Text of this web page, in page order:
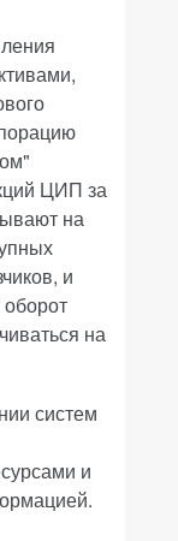
ЦИП за
на
и
оборот
на
систем
и